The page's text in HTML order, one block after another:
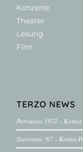
Konzerte
Theater
Lesung
Film
TERZO NEWS
Paroussia 1972 –
Stawrossi ´67 – Kostas